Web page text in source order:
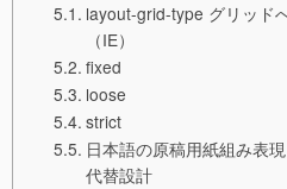
layout-grid-type グリッド
（IE）
fixed
loose
strict
日本語の原稿用紙組み表
代替設計